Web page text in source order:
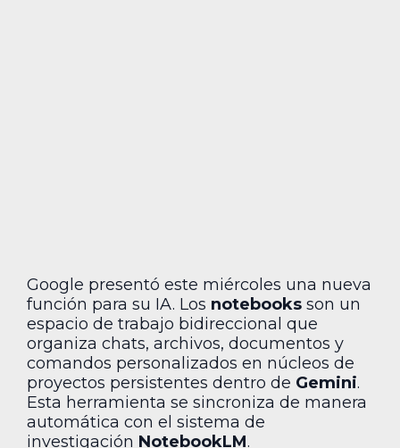
Google presentó este miércoles una nueva
función para su IA. Los notebooks son un
espacio de trabajo bidireccional que
organiza chats, archivos, documentos y
comandos personalizados en núcleos de
proyectos persistentes dentro de Gemini.
Esta herramienta se sincroniza de manera
automática con el sistema de
investigación NotebookLM.